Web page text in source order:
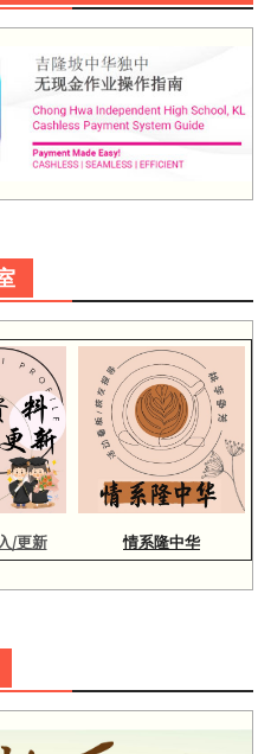
/更新 情系隆中华